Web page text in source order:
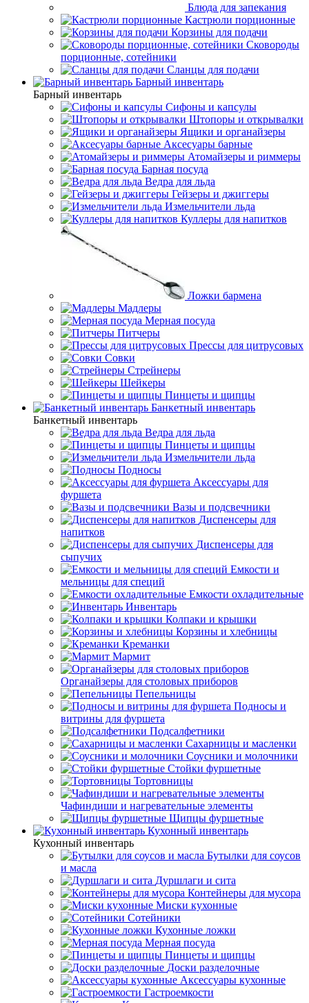
Блюда для запекания
Кастрюли порционные
Корзины для подачи
Сковороды
порционные, сотейники
Сланцы для подачи
Барный инвентарь
Барный инвентарь
Сифоны и капсулы
Штопоры и открывалки
Ящики и органайзеры
Аксесуары барные
Атомайзеры и риммеры
Барная посуда
Ведра для льда
Гейзеры и джиггеры
Измельчители льда
Куллеры для напитков
Ложки бармена
Мадлеры
Мерная посуда
Питчеры
Прессы для цитрусовых
Совки
Стрейнеры
Шейкеры
Пинцеты и щипцы
Банкетный инвентарь
Банкетный инвентарь
Ведра для льда
Пинцеты и щипцы
Измельчители льда
Подносы
Аксессуары для
фуршета
Вазы и подсвечники
Диспенсеры для
напитков
Диспенсеры для
сыпучих
Емкости и
мельницы для специй
Емкости охладительные
Инвентарь
Колпаки и крышки
Корзины и хлебницы
Креманки
Мармит
Органайзеры для столовых приборов
Пепельницы
Подносы и
витрины для фуршета
Подсалфетники
Сахарницы и масленки
Соусники и молочники
Стойки фуршетные
Тортовницы
Чафиндиши и нагревательные элементы
Щипцы фуршетные
Кухонный инвентарь
Кухонный инвентарь
Бутылки для соусов
и масла
Дуршлаги и сита
Контейнеры для мусора
Миски кухонные
Сотейники
Кухонные ложки
Мерная посуда
Пинцеты и щипцы
Доски разделочные
Аксессуары кухонные
Гастроемкости